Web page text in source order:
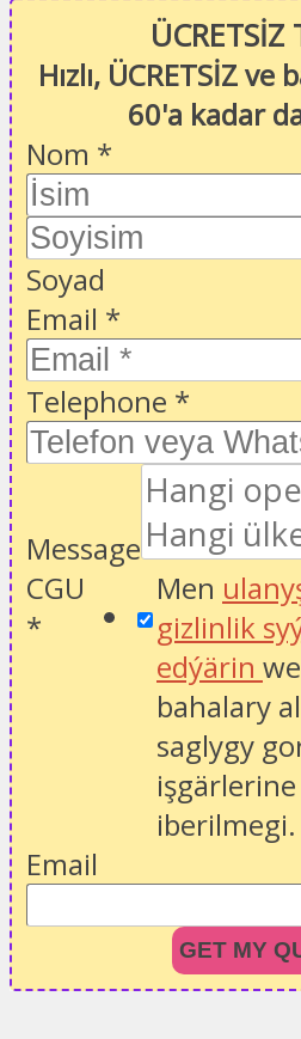
ÜCRETSİZ
Hızlı, ÜCRETSİZ ve
60'a kadar
Nom *
Soyad
Email *
Telephone *
Message
CGU
*
Men
gizlinlik
edýärin
bahalary
saglygy
iberilmegi.
Email
GET MY